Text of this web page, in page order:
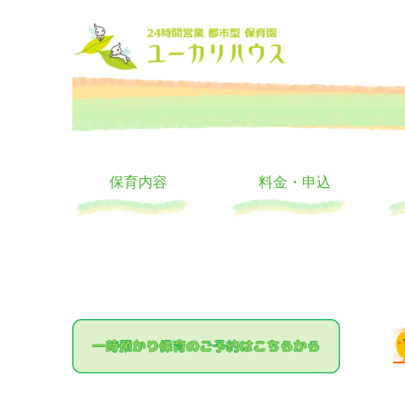
24時間託児所 ユーカリハ
大阪の24時間託児所 ユーカリハウス 月極 一時保育 一時預
保育内容 料金・申込